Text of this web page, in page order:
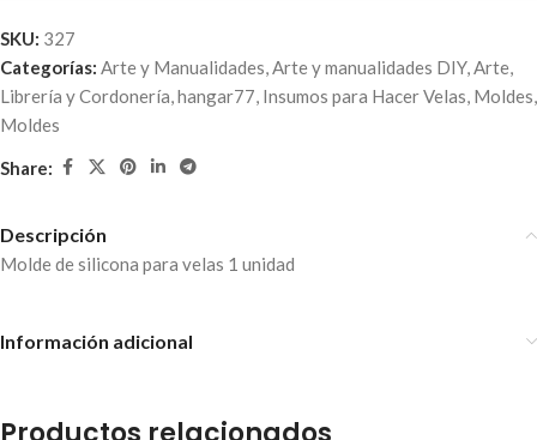
SKU: 327
Categorías: Arte y Manualidades,Arte y manualidades DIY,Arte,
Librería y Cordonería,hangar77, Insumos para Hacer Velas, Moldes,
Moldes
Share:
Descripción
Molde de silicona para velas 1 unidad
Información adicional